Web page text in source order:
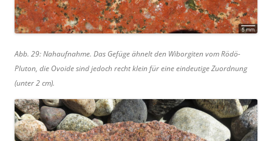
Abb. 29: Nahaufnahme. Das Gefüge ähnelt den Wiborgiten vom Rödö-
Pluton, die Ovoide sind jedoch recht klein für eine eindeutige Zuordnung
(unter 2 cm).